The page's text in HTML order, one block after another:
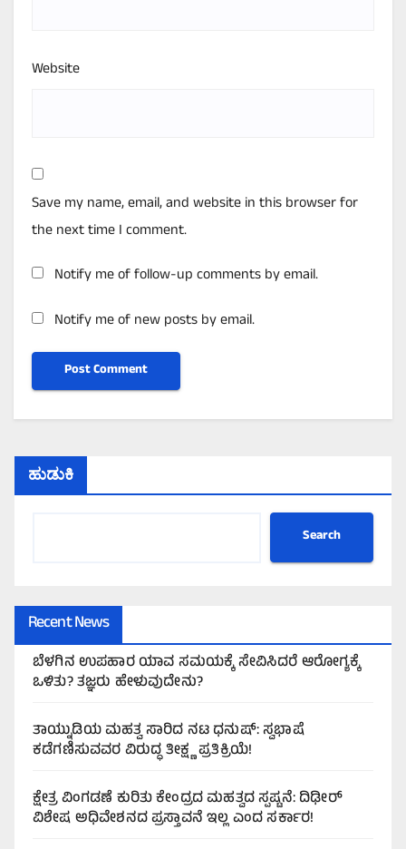
Website
Save my name, email, and website in this browser for
the next time I comment.
Notify me of follow-up comments by email.
Notify me of new posts by email.
ಹುಡುಕಿ
Search
Recent News
ಬೆಳಗಿನ ಉಪಹಾರ ಯಾವ ಸಮಯಕ್ಕೆ ಸೇವಿಸಿದರೆ ಆರೋಗ್ಯಕ್ಕೆ
ಒಳಿತು? ತಜ್ಞರು ಹೇಳುವುದೇನು?
ತಾಯ್ನುಡಿಯ ಮಹತ್ವ ಸಾರಿದ ನಟ ಧನುಷ್: ಸ್ವಭಾಷೆ
ಕಡೆಗಣಿಸುವವರ ವಿರುದ್ಧ ತೀಕ್ಷ್ಣ ಪ್ರತಿಕ್ರಿಯೆ!
ಕ್ಷೇತ್ರ ವಿಂಗಡಣೆ ಕುರಿತು ಕೇಂದ್ರದ ಮಹತ್ವದ ಸ್ಪಷ್ಟನೆ: ದಿಢೀರ್
ವಿಶೇಷ ಅಧಿವೇಶನದ ಪ್ರಸ್ತಾವನೆ ಇಲ್ಲ ಎಂದ ಸರ್ಕಾರ!